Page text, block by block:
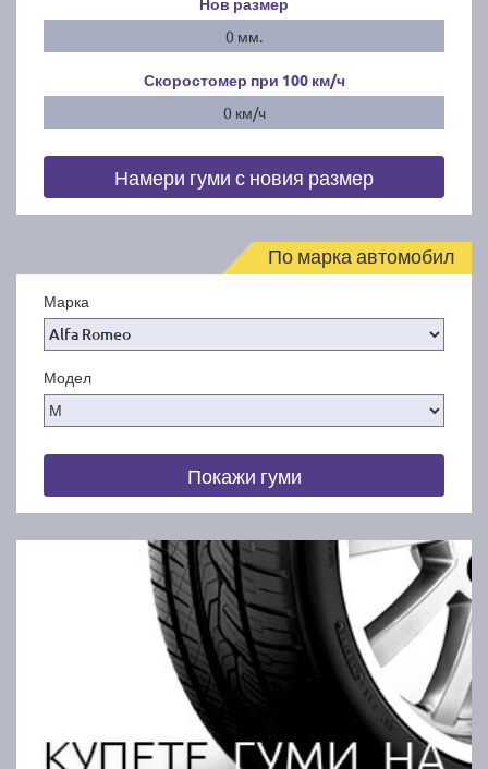
0 мм.
Скоростомер при 100 км/ч
0 км/ч
Намери гуми с новия размер
По марка автомобил
Марка
Модел
Покажи гуми